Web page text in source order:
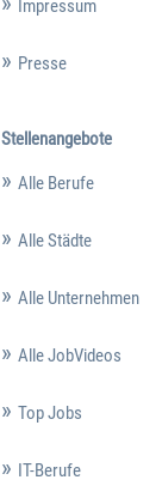
Impressum
Presse
Stellenangebote
Alle Berufe
Alle Städte
Alle Unternehmen
Alle JobVideos
Top Jobs
IT-Berufe